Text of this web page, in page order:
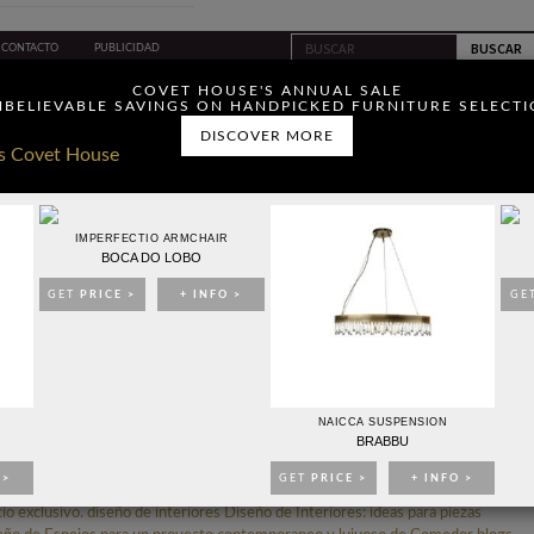
COVET HOUSE'S ANNUAL SALE
SAVINGS ON HANDPICKED FURNITURE
DISCOVER MORE
IMPERFECTIO ARMCHAIR
BOCA DO LOBO
GET PRICE > + INFO >
NAICCA SUSPENSION
BRABBU
GET PRICE > + INFO >
CONTACTO PUBLICIDAD
TIENDA
PARA UN PROYECTO LUJUOSO CON TEXTURAS